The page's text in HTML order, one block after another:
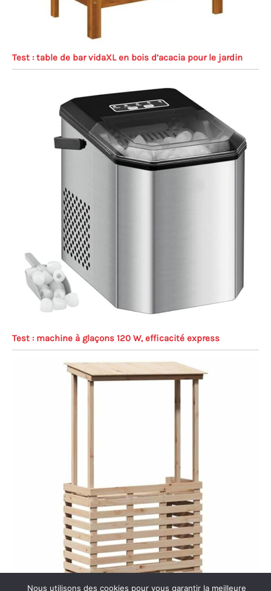
Test : table de bar vidaXL en bois d’acacia pour le jardin
Test : machine à glaçons 120 W, efficacité express
Nous utilisons des cookies pour vous garantir la meilleure